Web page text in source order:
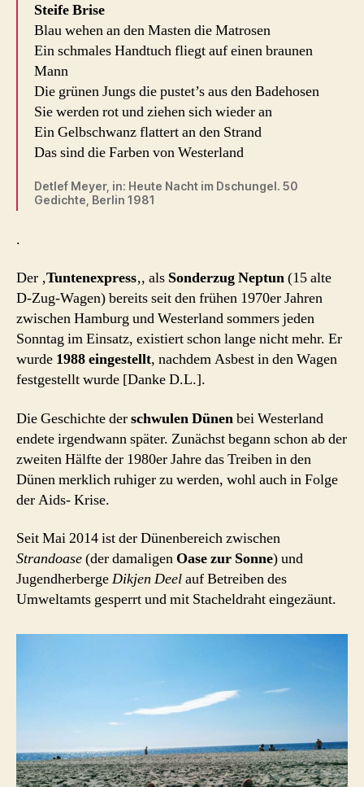
Steife Brise
Blau wehen an den Masten die Matrosen
Ein schmales Handtuch fliegt auf einen braunen
Mann
Die grünen Jungs die pustet’s aus den Badehosen
Sie werden rot und ziehen sich wieder an
Ein Gelbschwanz flattert an den Strand
Das sind die Farben von Westerland
Detlef Meyer, in: Heute Nacht im Dschungel. 50
Gedichte, Berlin 1981
.
Der ‚Tuntenexpress‚, als Sonderzug Neptun(15 alte
D-Zug-Wagen) bereits seit den frühen 1970er Jahren
zwischen Hamburg und Westerland sommers jeden
Sonntag im Einsatz, existiert schon lange nicht mehr. Er
wurde 1988 eingestellt, nachdem Asbest in den Wagen
festgestellt wurde [Danke D.L.].
Die Geschichte derschwulen Dünenbei Westerland
endete irgendwann später. Zunächst begann schon ab der
zweiten Hälfte der 1980er Jahre das Treiben in den
Dünen merklich ruhiger zu werden, wohl auch in Folge
der Aids- Krise.
Seit Mai 2014 ist der Dünenbereich zwischen
Strandoase(der damaligen Oase zur Sonne) und
JugendherbergeDikjen Deelauf Betreiben des
Umweltamts gesperrt und mit Stacheldraht eingezäunt.